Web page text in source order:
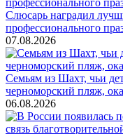
Слюсарь наградил
профессионального
07.08.2026
Семьям из Шахт, чьи
черноморский пляж,
06.08.2026